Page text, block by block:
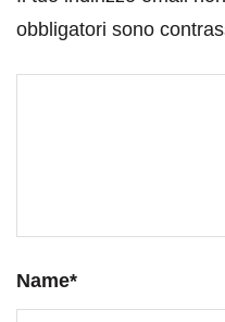
obbligatori sono
Name*